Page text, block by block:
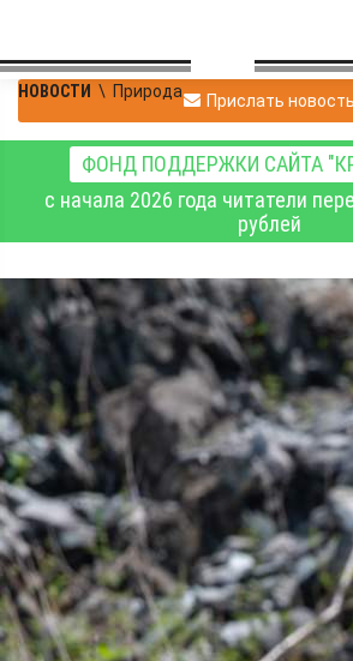
НОВОСТИ \ Природа Прислать новость
ФОНД ПОДДЕРЖКИ САЙТА
с начала 2026 года читатели
рублей
В Саянах
сотрудники
заповедника
встретили
долгохвоста
Очень редкий вид хищной птицы